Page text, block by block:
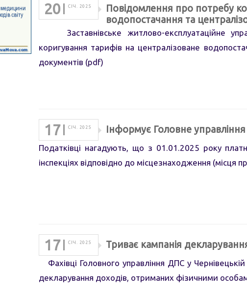
20 СІЧ. 2025
Повідомлення про потребу
водопостачання та
Заставнівське житлово-експлуатаційне
коригування тарифів на централізоване
документів (pdf)
17 СІЧ. 2025 Інформує Головне
Податківці нагадують, що з 01.01.2025 року
інспекціях відповідно до місцезнаходження (місця
17 СІЧ. 2025 Триває кампанія
Фахівці Головного управління ДПС у
декларування доходів, отриманих фізичними